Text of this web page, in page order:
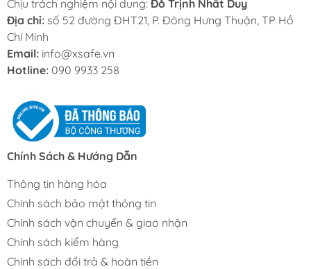
Chịu trách nghiệm nội dung: Đỗ Trịnh Nhất Duy
Địa chỉ: số 52 đường ĐHT21, P. Đông Hưng Thuận, TP Hồ
Chí Minh
Email: info@xsafe.vn
Hotline: 090 9933 258
Chính Sách & Hướng Dẫn
Thông tin hàng hóa
Chính sách bảo mật thông tin
Chính sách vận chuyển & giao nhận
Chính sách kiểm hàng
Chính sách đổi trả & hoàn tiền